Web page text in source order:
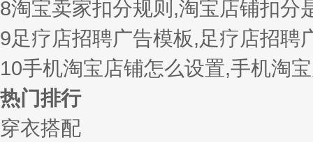
8淘宝卖家扣分规则,淘宝店铺扣分
9足疗店招聘广告模板,足疗店招聘
10手机淘宝店铺怎么设置,手机淘
热门排行
穿衣搭配